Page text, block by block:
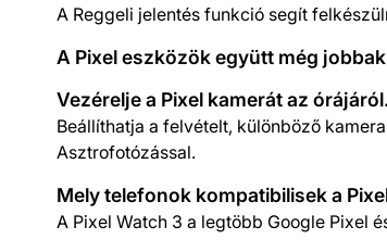
A Reggeli jelentés funkció segít
A Pixel eszközök együtt még
Vezérelje a Pixel kamerát az órájáról.
Beállíthatja a felvételt, különböző
Asztrofotózással.
Mely telefonok kompatibilisek a
A Pixel Watch 3 a legtöbb Google Pixel